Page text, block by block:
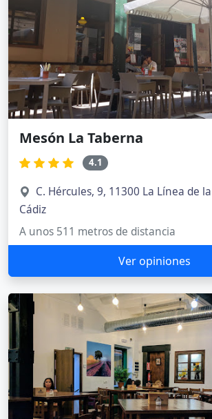
Mesón La Taberna
4.1
C. Hércules, 9, 11300 La Línea de
Cádiz
A unos 511 metros de distancia
Ver opiniones